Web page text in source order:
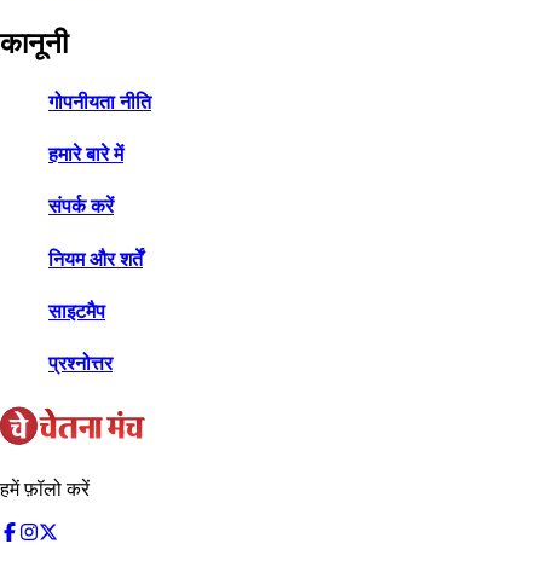
कानूनी
गोपनीयता नीति
हमारे बारे में
संपर्क करें
नियम और शर्तें
साइटमैप
प्रश्नोत्तर
हमें फ़ॉलो करें